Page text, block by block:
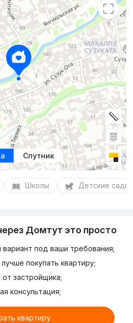
Спутник
Школы Детские сады
Домтут это просто
под ваши требования;
покупать квартиру;
застройщика;
консультация;
квартиру